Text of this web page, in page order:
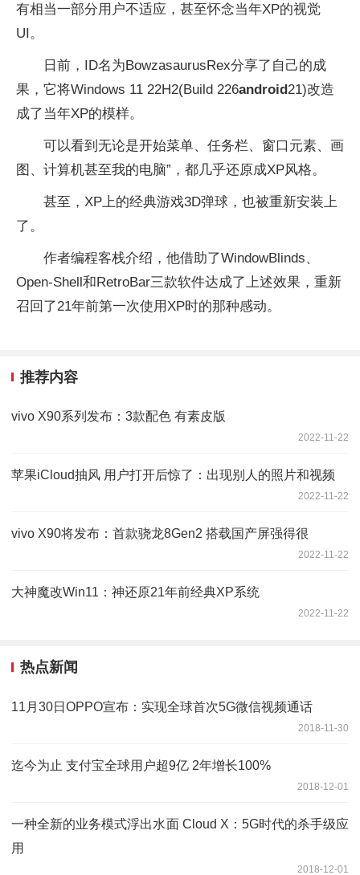
有相当一部分用户不适应，甚至怀念当年XP的视觉
UI。
日前，ID名为BowzasaurusRex分享了自己的成
果，它将Windows 11 22H2(Build 226android21)改造
成了当年XP的模样。
可以看到无论是开始菜单、任务栏、窗口元素、画
图、计算机甚至我的电脑”，都几乎还原成XP风格。
甚至，XP上的经典游戏3D弹球，也被重新安装上
了。
作者编程客栈介绍，他借助了WindowBlinds、
Open-Shell和RetroBar三款软件达成了上述效果，重新
召回了21年前第一次使用XP时的那种感动。
推荐内容
vivo X90系列发布：3款配色 有素皮版
2022-11-22
苹果iCloud抽风 用户打开后惊了：出现别人的照片和视频
2022-11-22
vivo X90将发布：首款骁龙8Gen2 搭载国产屏强得很
2022-11-22
大神魔改Win11：神还原21年前经典XP系统
2022-11-22
热点新闻
11月30日OPPO宣布：实现全球首次5G微信视频通话
2018-11-30
迄今为止 支付宝全球用户超9亿 2年增长100%
2018-12-01
一种全新的业务模式浮出水面 Cloud X：5G时代的杀手级应
用
2018-12-01